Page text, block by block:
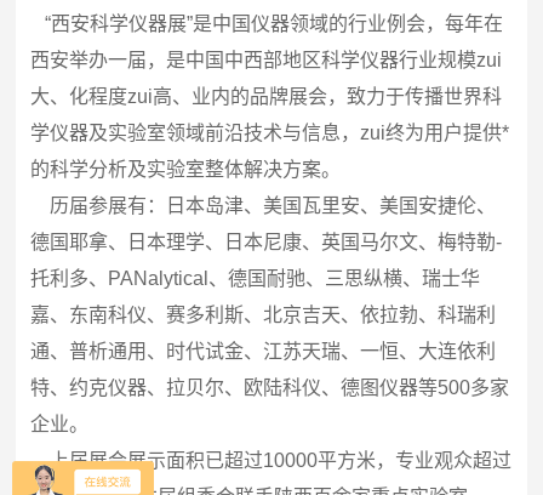
“西安科学仪器展”是中国仪器领域的行业例会，每年在
西安举办一届，是中国中西部地区科学仪器行业规模zui
大、化程度zui高、业内的品牌展会，致力于传播世界科
学仪器及实验室领域前沿技术与信息，zui终为用户提供*
的科学分析及实验室整体解决方案。
历届参展有：日本岛津、美国瓦里安、美国安捷伦、
德国耶拿、日本理学、日本尼康、英国马尔文、梅特勒-
托利多、PANalytical、德国耐驰、三思纵横、瑞士华
嘉、东南科仪、赛多利斯、北京吉天、依拉勃、科瑞利
通、普析通用、时代试金、江苏天瑞、一恒、大连依利
特、约克仪器、拉贝尔、欧陆科仪、德图仪器等500多家
企业。
上届展会展示面积已超过10000平方米，专业观众超过